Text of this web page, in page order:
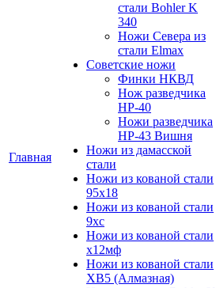
Главная
стали Bohler K
340
Ножи Севера из
стали Elmax
Советские ножи
Финки НКВД
Нож разведчика
НР-40
Ножи разведчика
НР-43 Вишня
Ножи из дамасской
стали
Ножи из кованой стали
95х18
Ножи из кованой стали
9хс
Ножи из кованой стали
х12мф
Ножи из кованой стали
ХВ5 (Алмазная)